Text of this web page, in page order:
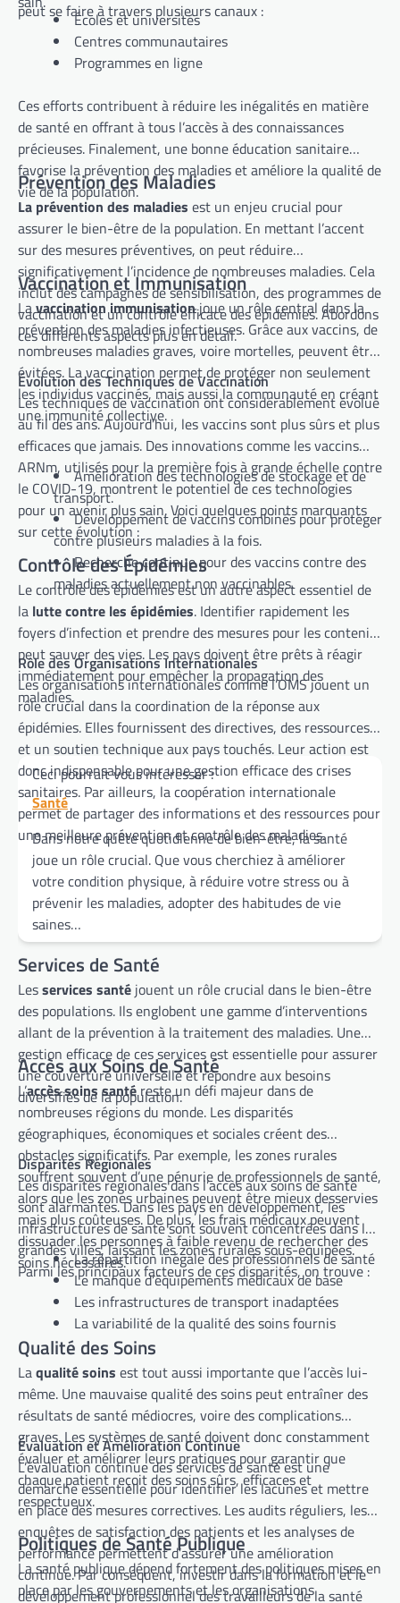
peut se faire à travers plusieurs canaux :
Écoles et universités
Centres communautaires
Programmes en ligne
Ces efforts contribuent à réduire les inégalités en matière
de santé en offrant à tous l’accès à des connaissances
précieuses. Finalement, une bonne éducation sanitaire
favorise la prévention des maladies et améliore la qualité de
vie de la population.
Prévention des Maladies
La prévention des maladies est un enjeu crucial pour
assurer le bien-être de la population. En mettant l’accent
sur des mesures préventives, on peut réduire
significativement l’incidence de nombreuses maladies. Cela
inclut des campagnes de sensibilisation, des programmes de
vaccination et un contrôle efficace des épidémies. Abordons
ces différents aspects plus en détail.
Vaccination et Immunisation
Lavaccination immunisationjoue un rôle central dans la
prévention des maladies infectieuses. Grâce aux vaccins, de
nombreuses maladies graves, voire mortelles, peuvent être
évitées. La vaccination permet de protéger non seulement
les individus vaccinés, mais aussi la communauté en créant
une immunité collective.
Évolution des Techniques de Vaccination
Les techniques de vaccination ont considérablement évolué
au fil des ans. Aujourd’hui, les vaccins sont plus sûrs et plus
efficaces que jamais. Des innovations comme les vaccins
ARNm, utilisés pour la première fois à grande échelle contre
le COVID-19, montrent le potentiel de ces technologies
pour un avenir plus sain. Voici quelques points marquants
sur cette évolution :
Amélioration des technologies de stockage et de
transport.
Développement de vaccins combinés pour protéger
contre plusieurs maladies à la fois.
Recherche continue pour des vaccins contre des
maladies actuellement non vaccinables.
Contrôle des Épidémies
Le contrôle des épidémies est un autre aspect essentiel de
la lutte contre les épidémies. Identifier rapidement les
foyers d’infection et prendre des mesures pour les contenir
peut sauver des vies. Les pays doivent être prêts à réagir
immédiatement pour empêcher la propagation des
maladies.
Rôle des Organisations Internationales
Les organisations internationales comme l’OMS jouent un
rôle crucial dans la coordination de la réponse aux
épidémies. Elles fournissent des directives, des ressources
et un soutien technique aux pays touchés. Leur action est
donc indispensable pour une gestion efficace des crises
sanitaires. Par ailleurs, la coopération internationale
permet de partager des informations et des ressources pour
une meilleure prévention et contrôle des maladies.
Ceci pourrait vous intéresser :
Santé
Dans notre quête quotidienne de bien-être, la santé
joue un rôle crucial. Que vous cherchiez à améliorer
votre condition physique, à réduire votre stress ou à
prévenir les maladies, adopter des habitudes de vie
saines…
Services de Santé
Lesservices santé jouent un rôle crucial dans le bien-être
des populations. Ils englobent une gamme d’interventions
allant de la prévention à la traitement des maladies. Une
gestion efficace de ces services est essentielle pour assurer
une couverture universelle et répondre aux besoins
diversifiés de la population.
Accès aux Soins de Santé
L’accès soins santéreste un défi majeur dans de
nombreuses régions du monde. Les disparités
géographiques, économiques et sociales créent des
obstacles significatifs. Par exemple, les zones rurales
souffrent souvent d’une pénurie de professionnels de santé,
alors que les zones urbaines peuvent être mieux desservies
mais plus coûteuses. De plus, les frais médicaux peuvent
dissuader les personnes à faible revenu de rechercher des
soins nécessaires.
Disparités Régionales
Les disparités régionales dans l’accès aux soins de santé
sont alarmantes. Dans les pays en développement, les
infrastructures de santé sont souvent concentrées dans les
grandes villes, laissant les zones rurales sous-équipées.
Parmi les principaux facteurs de ces disparités, on trouve :
La répartition inégale des professionnels de santé
Le manque d’équipements médicaux de base
Les infrastructures de transport inadaptées
La variabilité de la qualité des soins fournis
Qualité des Soins
Laqualité soins est tout aussi importante que l’accès lui-
même. Une mauvaise qualité des soins peut entraîner des
résultats de santé médiocres, voire des complications
graves. Les systèmes de santé doivent donc constamment
évaluer et améliorer leurs pratiques pour garantir que
chaque patient reçoit des soins sûrs, efficaces et
respectueux.
Évaluation et Amélioration Continue
L’évaluation continue des services de santé est une
démarche essentielle pour identifier les lacunes et mettre
en place des mesures correctives. Les audits réguliers, les
enquêtes de satisfaction des patients et les analyses de
performance permettent d’assurer une amélioration
continue. Par conséquent, investir dans la formation et le
développement professionnel des travailleurs de la santé
Politiques de Santé Publique
La santé publique dépend fortement des politiques mises en
place par les gouvernements et les organisations